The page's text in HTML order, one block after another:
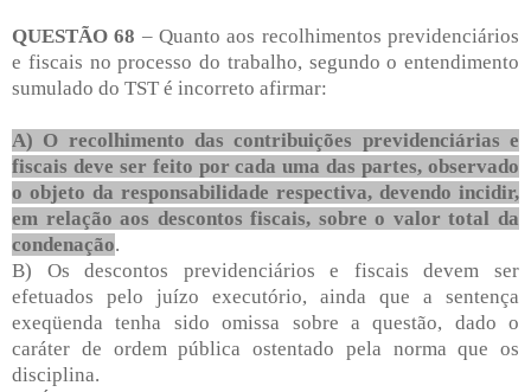
QUESTÃO 68 – Quanto aos recolhimentos previdenciários
e fiscais no processo do trabalho, segundo o entendimento
sumulado do TST é incorreto afirmar:
A) O recolhimento das contribuições previdenciárias e
fiscais deve ser feito por cada uma das partes, observado
o objeto da responsabilidade respectiva, devendo incidir,
em relação aos descontos fiscais, sobre o valor total da
condenação.
B) Os descontos previdenciários e fiscais devem ser
efetuados pelo juízo executório, ainda que a sentença
exeqüenda tenha sido omissa sobre a questão, dado o
caráter de ordem pública ostentado pela norma que os
disciplina.